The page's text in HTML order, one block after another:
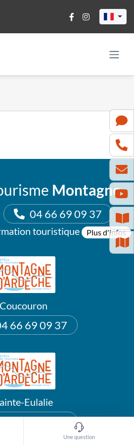
Montagne
04 66 69 09 37
touristique Plus d'infos
Coucouron
66 69 09 37
Eulalie
75 38 89 78
Une question